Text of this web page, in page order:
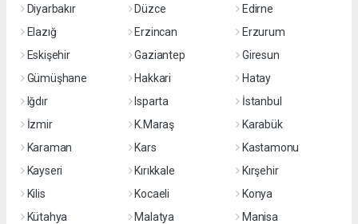
Diyarbakır
Düzce
Edirne
Elazığ
Erzincan
Erzurum
Eskişehir
Gaziantep
Giresun
Gümüşhane
Hakkari
Hatay
Iğdır
Isparta
İstanbul
İzmir
K.Maraş
Karabük
Karaman
Kars
Kastamonu
Kayseri
Kırıkkale
Kırşehir
Kilis
Kocaeli
Konya
Kütahya
Malatya
Manisa